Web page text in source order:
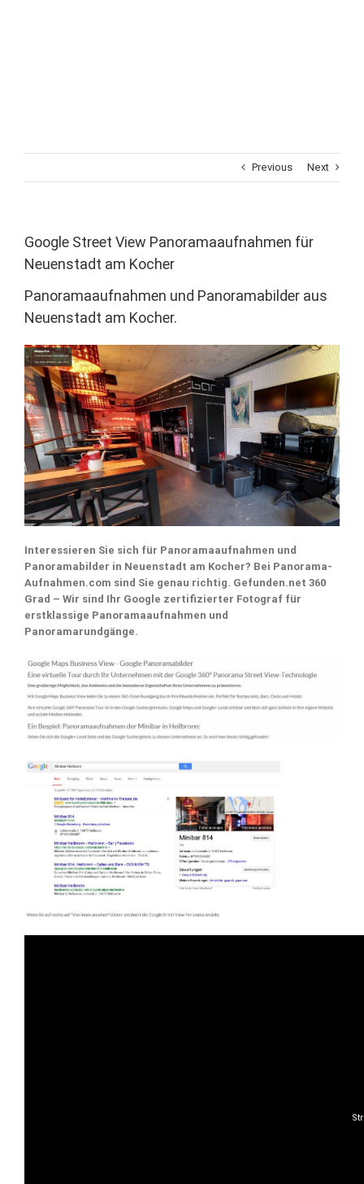
Previous Next
Google Street View Panoramaaufnahmen für
Neuenstadt am Kocher
Panoramaaufnahmen und Panoramabilder aus
Neuenstadt am Kocher.
Interessieren Sie sich für Panoramaaufnahmen und
Panoramabilder in Neuenstadt am Kocher? Bei Panorama-
Aufnahmen.com sind Sie genau richtig. Gefunden.net 360
Grad – Wir sind Ihr Google zertifizierter Fotograf für
erstklassige Panoramaaufnahmen und
Panoramarundgänge.